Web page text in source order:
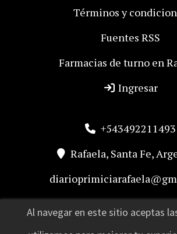
Términos y
Fuentes RSS
Farmacias de turno en
Ingresar
+543492211493
Rafaela, Santa Fe,
Al navegar en este sitio aceptas